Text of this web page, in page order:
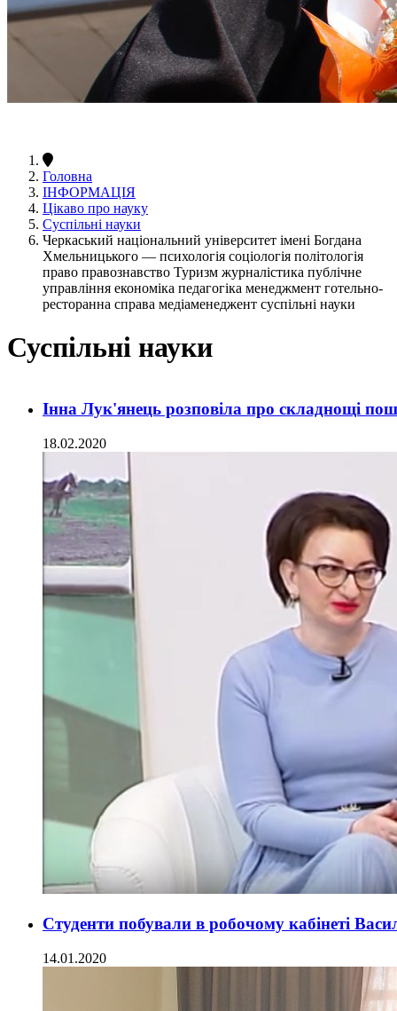
Головна
ІНФОРМАЦІЯ
Цікаво про науку
Суспільні науки
Черкаський національний університет імені Богдана
Хмельницького — психологія соціологія політологія
право правознавство Туризм журналістика публічне
управління економіка педагогіка менеджмент готельно-
ресторанна справа медіаменеджент суспільні науки
Суспільні науки
Інна Лук'янець розповіла про складнощі
18.02.2020
Студенти побували в робочому кабінеті
14.01.2020